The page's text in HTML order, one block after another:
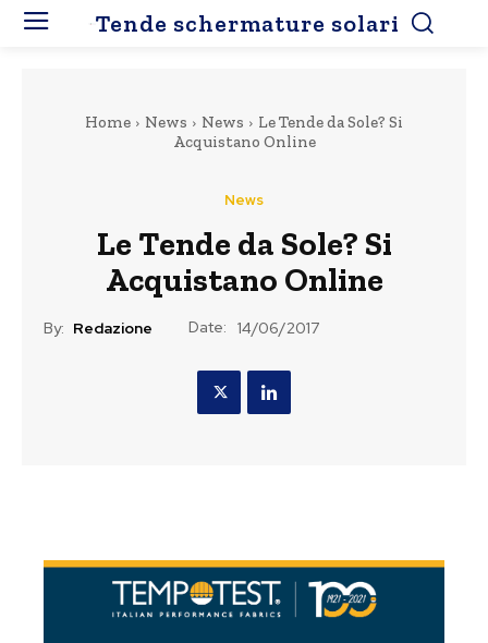
Tende schermature solari
Home News News
Le Tende da Sole? Si
Acquistano Online
News
Le Tende da Sole? Si
Acquistano Online
By: Redazione Date: 14/06/2017